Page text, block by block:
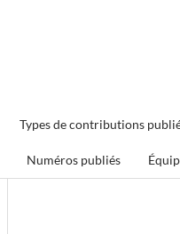
Types de contributions
Numéros publiés